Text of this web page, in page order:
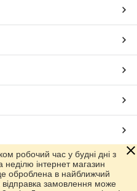
Prom.ua
робочий час у будні дні з
інтернет магазин
оброблена в найближчий
замовлення може